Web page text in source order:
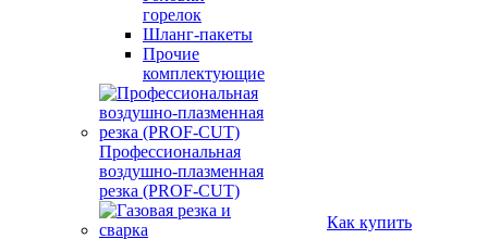
горелок
Шланг-пакеты
Прочие
комплектующие
Профессиональная
воздушно-плазменная
резка (PROF-CUT)
Как купить